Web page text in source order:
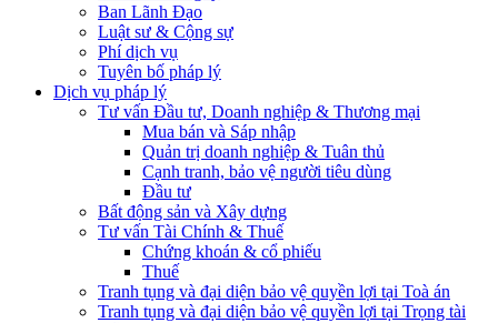
Ban Lãnh Đạo
Luật sư & Cộng sự
Phí dịch vụ
Tuyên bố pháp lý
Dịch vụ pháp lý
Tư vấn Đầu tư, Doanh nghiệp & Thương mại
Mua bán và Sáp nhập
Quản trị doanh nghiệp & Tuân thủ
Cạnh tranh, bảo vệ người tiêu dùng
Đầu tư
Bất động sản và Xây dựng
Tư vấn Tài Chính & Thuế
Chứng khoán & cổ phiếu
Thuế
Tranh tụng và đại diện bảo vệ quyền lợi tại Toà án
Tranh tụng và đại diện bảo vệ quyền lợi tại Trọng tài